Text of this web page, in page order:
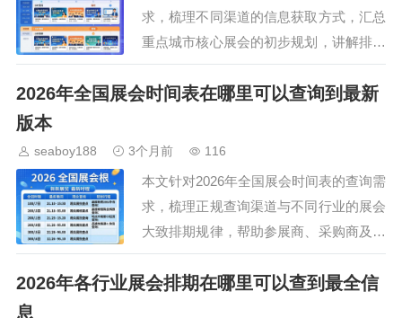
求，梳理不同渠道的信息获取方式，汇总
重点城市核心展会的初步规划，讲解排期
信息核实与行程规划的实用技巧，为参展
商、采购商及观展人群提供实用参考，帮
2026年全国展会时间表在哪里可以查询到最新
版本
seaboy188 3个月前 116
本文针对2026年全国展会时间表的查询需
求，梳理正规查询渠道与不同行业的展会
大致排期规律，帮助参展商、采购商及普
通观众提前规划行程，不错过心仪的行业
盛会，同时附上查寻时的注意事项，规避
2026年各行业展会排期在哪里可以查到最全信
息